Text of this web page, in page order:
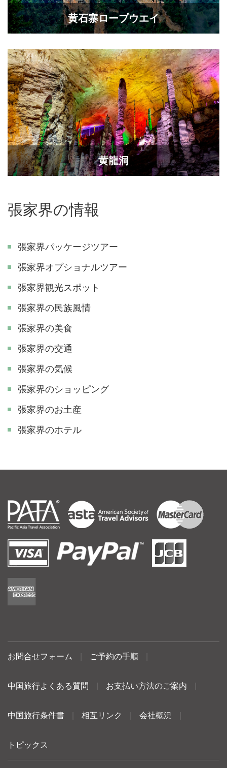
黄石寨ロープウエイ
黄龍洞
張家界の情報
張家界パッケージツアー
張家界オプショナルツアー
張家界観光スポット
張家界の民族風情
張家界の美食
張家界の交通
張家界の気候
張家界のショッピング
張家界のお土産
張家界のホテル
お問合せフォーム ご予約の手順
中国旅行よくある質問 お支払い方法のご案内
中国旅行条件書 相互リンク 会社概況
トピックス